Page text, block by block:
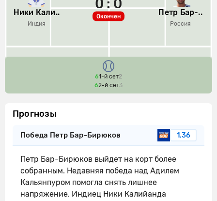
Ники Кали..
Индия
Окончен
0 : 0
Петр Бар-..
Россия
61-й сет2
62-й сет3
Прогнозы
Победа Петр Бар-Бирюков 1.36
Петр Бар-Бирюков выйдет на корт более
собранным. Недавняя победа над Адилем
Кальянпуром помогла снять лишнее
напряжение. Индиец Ники Калийанда